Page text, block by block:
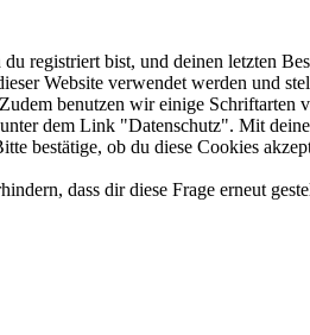
registriert bist, und deinen letzten
Website verwendet werden und
benutzen wir einige
dem Link "Datenschutz". Mit
bestätige, ob du diese Cookies
dass dir diese Frage erneut